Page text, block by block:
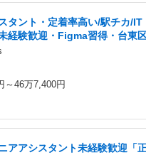
タント・定着率高い/駅チカ/IT
経験歓迎・Figma習得・台東
～46万7,400円
アアシスタント未経験歓迎「